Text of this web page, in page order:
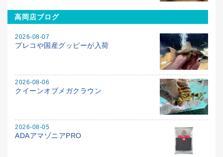
高岡店ブログ
2026-08-07
プレコや国産グッピーが入荷
2026-08-06
クイーンオブメガクラウン
2026-08-05
ADAアマゾニアPRO